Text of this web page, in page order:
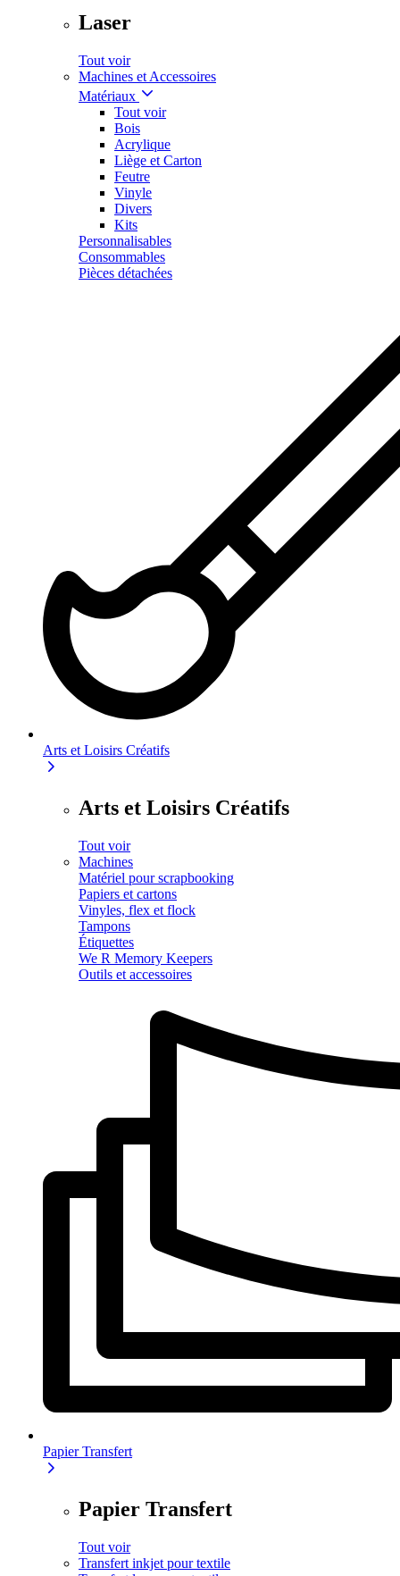
Laser
Tout voir
Machines et Accessoires
Matériaux
Tout voir
Bois
Acrylique
Liège et Carton
Feutre
Vinyle
Divers
Kits
Personnalisables
Consommables
Pièces détachées
Arts et Loisirs Créatifs
Arts et Loisirs Créatifs
Tout voir
Machines
Matériel pour scrapbooking
Papiers et cartons
Vinyles, flex et flock
Tampons
Étiquettes
We R Memory Keepers
Outils et accessoires
Papier Transfert
Papier Transfert
Tout voir
Transfert inkjet pour textile